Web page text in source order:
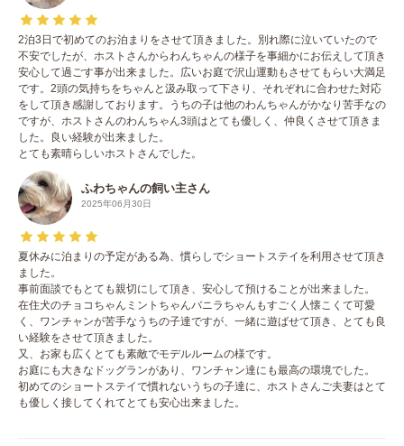
2泊3日で初めてのお泊まりをさせて頂きました。別れ際に泣いていたので
不安でしたが、ホストさんからわんちゃんの様子を事細かにお伝えして頂き
安心して過ごす事が出来ました。広いお庭で沢山運動もさせてもらい大満足
です。2頭の気持ちをちゃんと汲み取って下さり、それぞれに合わせた対応
をして頂き感謝しております。うちの子は他のわんちゃんがかなり苦手なの
ですが、ホストさんのわんちゃん3頭はとても優しく、仲良くさせて頂きま
した。良い経験が出来ました。
とても素晴らしいホストさんでした。
ふわちゃんの飼い主さん
2025年06月30日
夏休みに泊まりの予定がある為、慣らしでショートステイを利用させて頂き
ました。
事前面談でもとても親切にして頂き、安心して預けることが出来ました。
在住犬のチョコちゃんミントちゃんバニラちゃんもすごく人懐こくて可愛
く、ワンチャンが苦手なうちの子達ですが、一緒に遊ばせて頂き、とても良
い経験をさせて頂きました。
又、お家も広くとても素敵でモデルルームの様です。
お庭にも大きなドッグランがあり、ワンチャン達にも最高の環境でした。
初めてのショートステイで慣れないうちの子達に、ホストさんご夫妻はとて
も優しく接してくれてとても安心出来ました。